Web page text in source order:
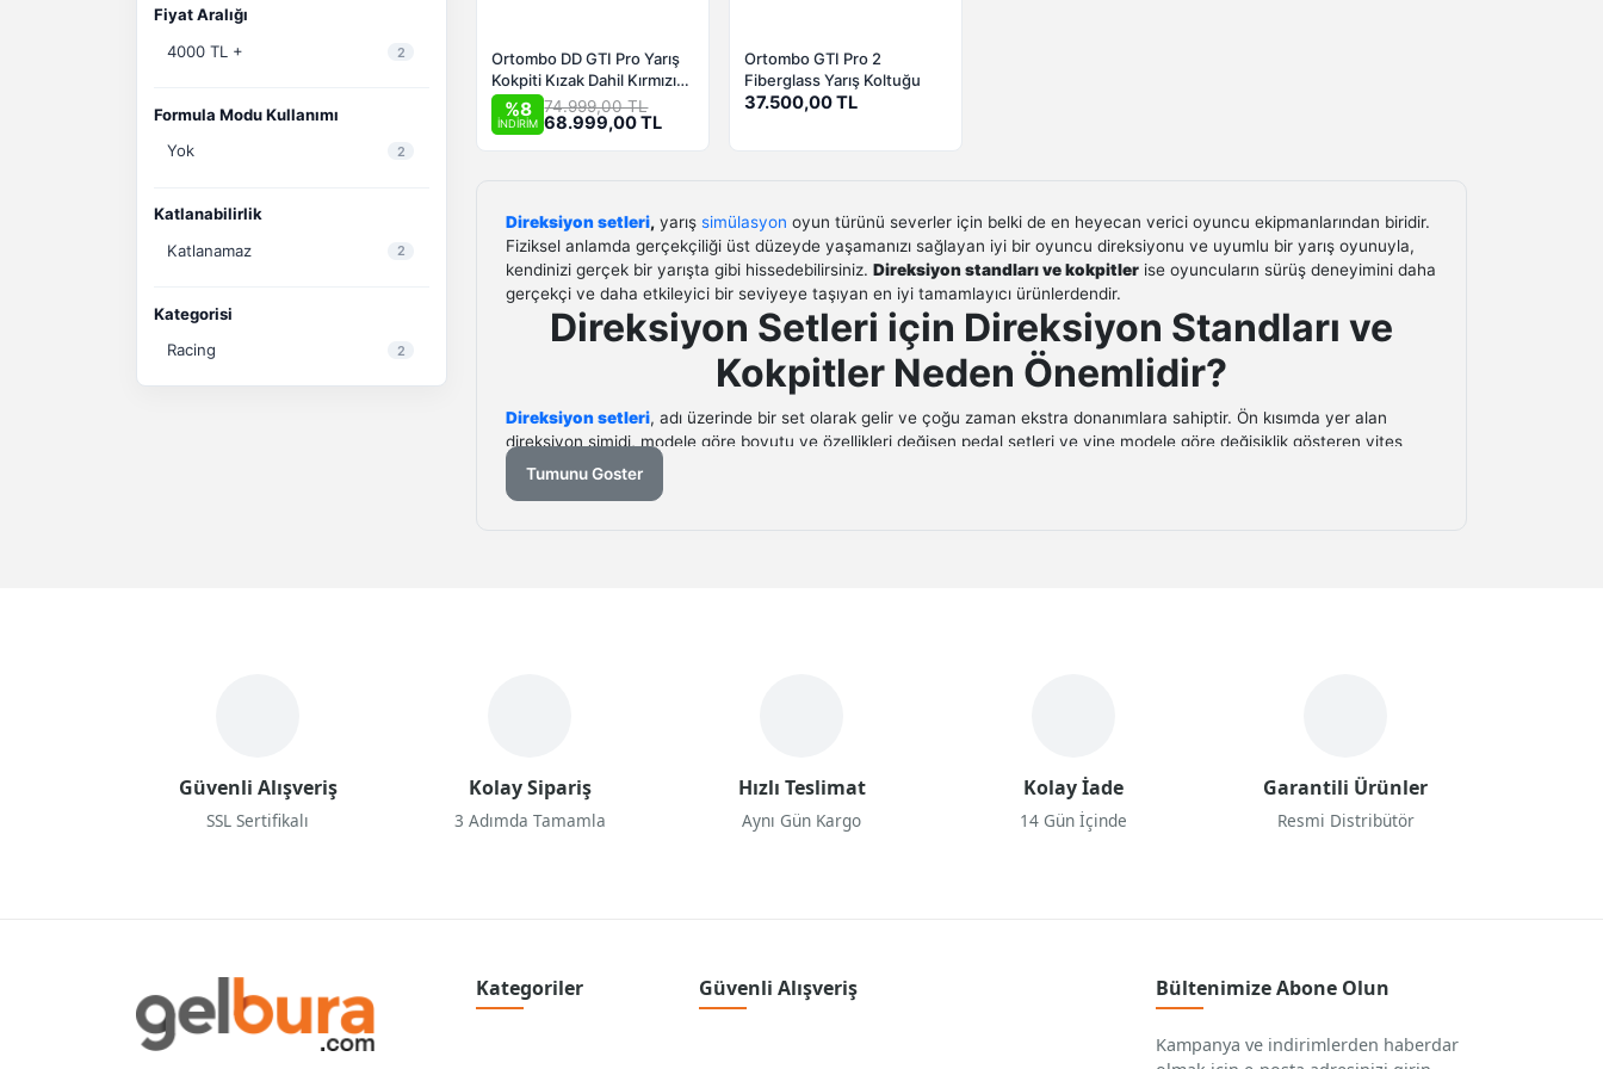
Fiyat Aralığı
4000 TL +
2
Formula Modu Kullanımı
Yok
2
Katlanabilirlik
Katlanamaz
2
Kategorisi
Racing
2
Ortombo DD GTI Pro Yarış
Kokpiti Kızak Dahil Kırmızı
Koltuklu
%8
İNDİRİM
74.999,00 TL
68.999,00 TL
Ortombo GTI Pro 2
Fiberglass Yarış Koltuğu
37.500,00 TL
Direksiyon setleri, yarış simülasyon oyun türünü severler için belki de en heyecan verici oyuncu ekipmanlarından biridir.
Fiziksel anlamda gerçekçiliği üst düzeyde yaşamanızı sağlayan iyi bir oyuncu direksiyonu ve uyumlu bir yarış oyunuyla,
kendinizi gerçek bir yarışta gibi hissedebilirsiniz. Direksiyonstandları vekokpitler ise oyuncuların sürüş deneyimini daha
gerçekçi ve daha etkileyici bir seviyeye taşıyan en iyi tamamlayıcı ürünlerdendir.
Direksiyon Setleri için Direksiyon Standları ve
Kokpitler Neden Önemlidir?
Direksiyon setleri, adı üzerinde bir set olarak gelir ve çoğu zaman ekstra donanımlara sahiptir. Ön kısımda yer alan
direksiyon simidi, modele göre boyutu ve özellikleri değişen pedal setleri ve yine modele göre değişiklik gösteren vites
kutusu olmak üzere farklı bileşenlerin sunulduğunu görürüz. Tüm bu bileşenler, oyuncuların
oyunlarında daha gerçekçi bir sürüş hissi yaşaması için tasarlanmıştır. İşte
tutkunları arasındaysanız, Gelbura.com üzerinden direksiyon setinize uygun kokpit ve stantları seçebilir, oyun keyfinizi
katlayabilirsiniz.
Tumunu Goster
Güvenli Alışveriş
SSL Sertifikalı
Kolay Sipariş
3 Adımda Tamamla
Hızlı Teslimat
Aynı Gün Kargo
Kolay İade
14 Gün İçinde
Garantili Ürünler
Resmi Distribütör
Kategoriler Güvenli Alışveriş Bültenimize Abone Olun
Kampanya ve indirimlerden haberdar